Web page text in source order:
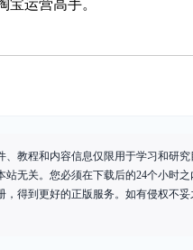
宝运营高手。
、教程和内容信息仅限用于学习和研
站无关。您必须在下载后的24个小时
，得到更好的正版服务。如有侵权不妥